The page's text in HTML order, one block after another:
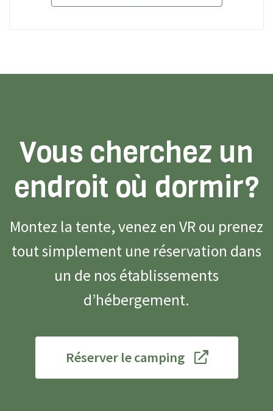
Vous cherchez un
endroit où dormir?
Montez la tente, venez en VR ou prenez
tout simplement une réservation dans
un de nos établissements
d’hébergement.
Réserver le camping